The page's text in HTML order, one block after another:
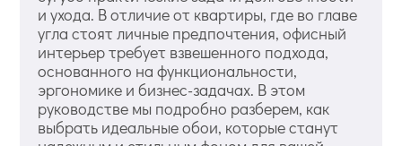
и ухода. В отличие от квартиры, где во главе
угла стоят личные предпочтения, офисный
интерьер требует взвешенного подхода,
основанного на функциональности,
эргономике и бизнес-задачах. В этом
руководстве мы подробно разберем, как
выбрать идеальные обои, которые станут